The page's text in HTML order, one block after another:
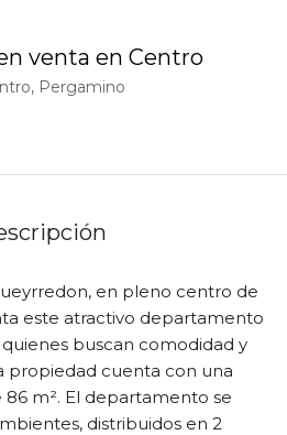
venta en Centro
Pergamino
en pleno centro de
este atractivo departamento
buscan comodidad y
propiedad cuenta con una
m². El departamento se
distribuidos en 2